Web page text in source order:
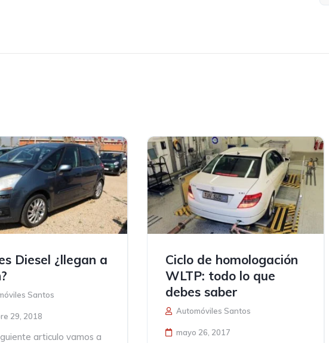
Diesel ¿llegan a
Santos
29, 2018
articulo vamos a
Ciclo de homologación
WLTP: todo lo que
debes saber
Automóviles Santos
mayo 26, 2017